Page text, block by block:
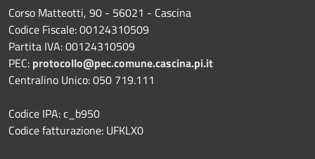
Corso Matteotti, 90 - 56021 - Cascina
Codice Fiscale: 00124310509
Partita IVA: 00124310509
PEC: protocollo@pec.comune.cascina.pi.it
Centralino Unico: 050 719.111
Codice IPA: c_b950
Codice fatturazione: UFKLX0